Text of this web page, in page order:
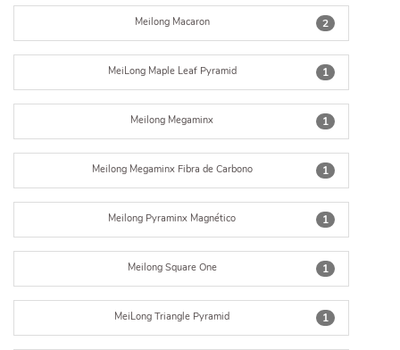
2
Meilong Macaron
1
MeiLong Maple Leaf Pyramid
1
Meilong Megaminx
1
Meilong Megaminx Fibra de Carbono
1
Meilong Pyraminx Magnético
1
Meilong Square One
1
MeiLong Triangle Pyramid